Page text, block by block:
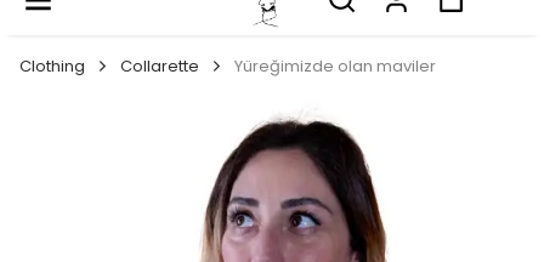
Clothing Collarette Yüreğimizde olan maviler